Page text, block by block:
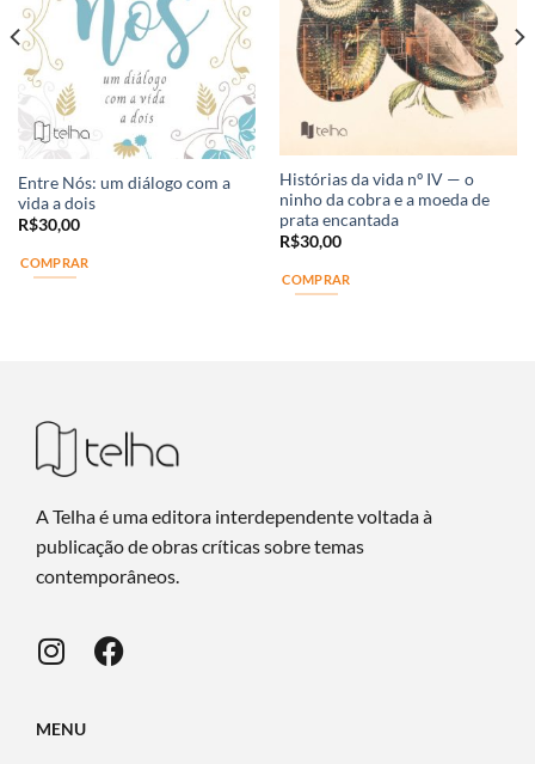
Entre Nós: um diálogo com a
vida a dois
R$30,00
COMPRAR
Histórias da vida nº IV — o
ninho da cobra e a moeda de
prata encantada
R$30,00
COMPRAR
A Telha é uma editora interdependente voltada à
publicação de obras críticas sobre temas
contemporâneos.
MENU